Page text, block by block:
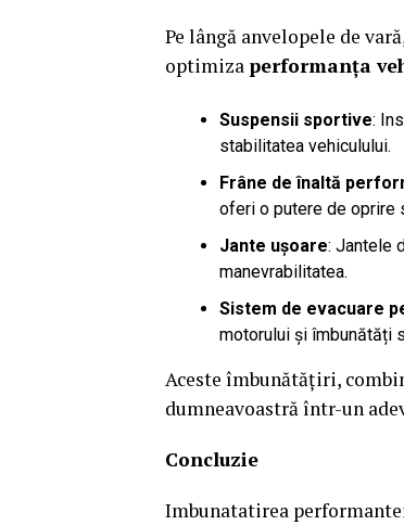
Pe lângă anvelopele de
optimiza performanța
Suspensii sportive:
stabilitatea vehiculului.
Frâne de înaltă
oferi o putere de oprire
Jante ușoare: Jantele
manevrabilitatea.
Sistem de evacuare
motorului și îmbunătăți
Aceste îmbunătățiri,
dumneavoastră într-un
Concluzie
Imbunatatirea